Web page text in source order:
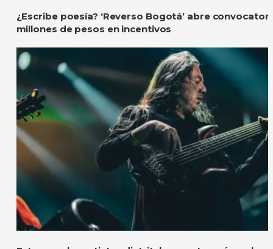
¿Escribe poesía? ‘Reverso Bogotá’ abre
millones de pesos en incentivos